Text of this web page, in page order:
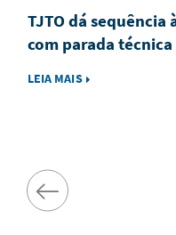
TJTO dá
com parada
LEIA MAIS